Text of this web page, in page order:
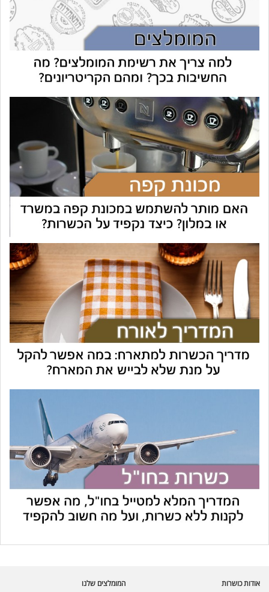
אודות כושרות המומלצים שלנו 🪲 בדיקת חרקים